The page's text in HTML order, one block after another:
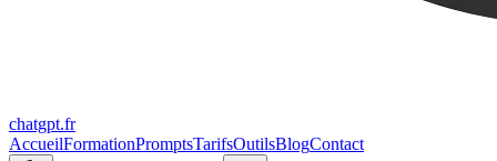
chatgpt.fr
AccueilFormationPromptsTarifsOutilsBlogContact